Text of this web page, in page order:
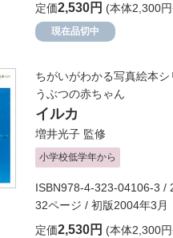
定価2,530円 (本体2,300
現在品切中
ちがいがわかる写真絵本
うぶつの赤ちゃん
イルカ
増井光子 監修
小学校低学年から
ISBN978-4-323-04106-3 /
32ページ / 初版2004年3月
定価2,530円 (本体2,300